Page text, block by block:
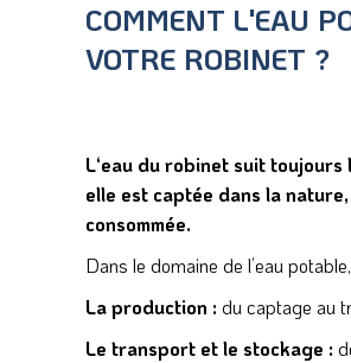
COMMENT L'EAU
VOTRE ROBINET ?
L‘eau du robinet suit toujours
elle est captée dans la
consommée.
Dans le domaine de l’eau
La production : du captage au
Le transport et le stockage :